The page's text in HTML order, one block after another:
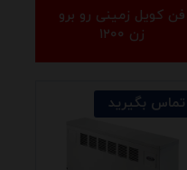
فن کویل زمینی رو برو
زن ۱۲۰۰
تماس بگیرید